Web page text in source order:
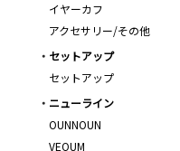
イヤーカフ
アクセサリー/その他
セットアップ
セットアップ
ニューライン
OUNNOUN
VEQUM